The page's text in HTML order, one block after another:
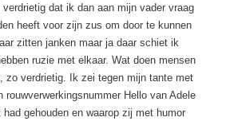
dat ik dan aan mijn vader vraag
heeft voor zijn zus om door te kunnen
zitten janken maar ja daar schiet ik
ruzie met elkaar. Wat doen mensen
zo verdrietig. Ik zei tegen mijn tante met
rouwverwerkingsnummer Hello van Adele
gehouden en waarop zij met humor